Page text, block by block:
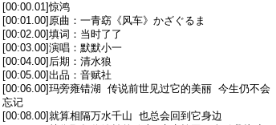
[00:00.01]惊鸿
[00:01.00]原曲：一青窈《风车》かざぐるま
[00:02.00]填词：当时了了
[00:03.00]演唱：默默小一
[00:04.00]后期：清水狼
[00:05.00]出品：音赋社
[00:06.00]玛旁雍错湖 传说前世见过它的美丽 今生仍不会
忘记
[00:08.00]就算相隔万水千山 也总会回到它身边